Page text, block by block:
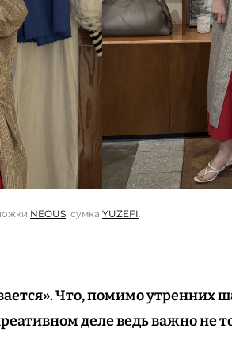
NEOUS , сумка YUZEFI
Что, помимо утренних
деле ведь важно не